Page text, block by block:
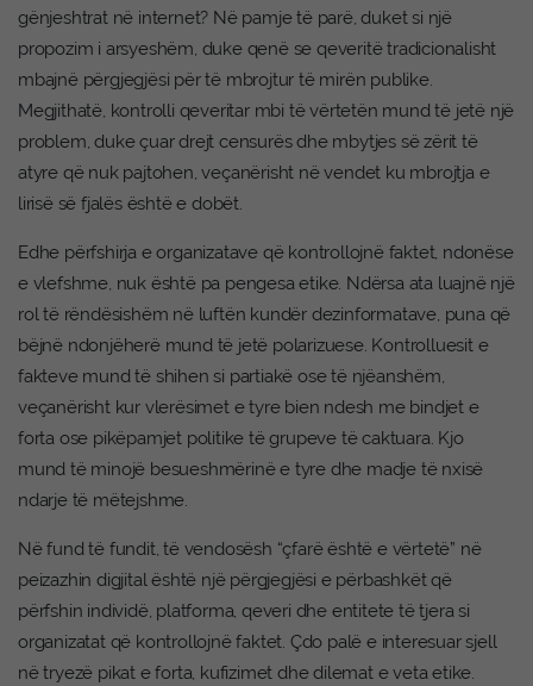
gënjeshtrat në internet? Në pamje të parë, duket si një
propozim i arsyeshëm, duke qenë se qeveritë tradicionalisht
mbajnë përgjegjësi për të mbrojtur të mirën publike.
Megjithatë, kontrolli qeveritar mbi të vërtetën mund të jetë një
problem, duke çuar drejt censurës dhe mbytjes së zërit të
atyre që nuk pajtohen, veçanërisht në vendet ku mbrojtja e
lirisë së fjalës është e dobët.
Edhe përfshirja e organizatave që kontrollojnë faktet, ndonëse
e vlefshme, nuk është pa pengesa etike. Ndërsa ata luajnë një
rol të rëndësishëm në luftën kundër dezinformatave, puna që
bëjnë ndonjëherë mund të jetë polarizuese. Kontrolluesit e
fakteve mund të shihen si partiakë ose të njëanshëm,
veçanërisht kur vlerësimet e tyre bien ndesh me bindjet e
forta ose pikëpamjet politike të grupeve të caktuara. Kjo
mund të minojë besueshmërinë e tyre dhe madje të nxisë
ndarje të mëtejshme.
Në fund të fundit, të vendosësh “çfarë është e vërtetë” në
peizazhin digjital është një përgjegjësi e përbashkët që
përfshin individë, platforma, qeveri dhe entitete të tjera si
organizatat që kontrollojnë faktet. Çdo palë e interesuar sjell
në tryezë pikat e forta, kufizimet dhe dilemat e veta etike.